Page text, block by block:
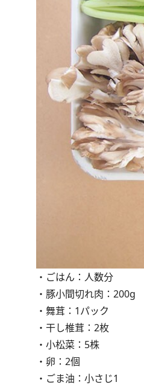
・ごはん：人数分
・豚小間切れ肉：200g
・舞茸：1パック
・干し椎茸：2枚
・小松菜：5株
・卵：2個
・ごま油：小さじ1